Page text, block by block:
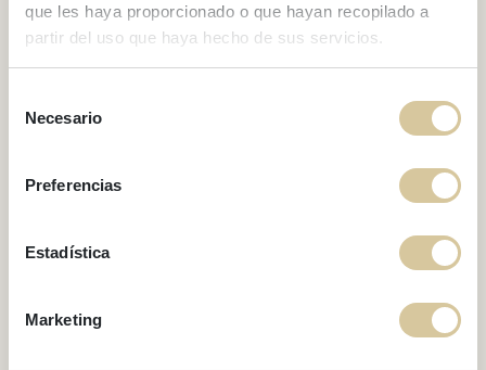
que les haya proporcionado o que hayan recopilado a
partir del uso que haya hecho de sus servicios.
Necesario
Preferencias
Estadística
Marketing
BLOG
DESCUBRE SITGES EN